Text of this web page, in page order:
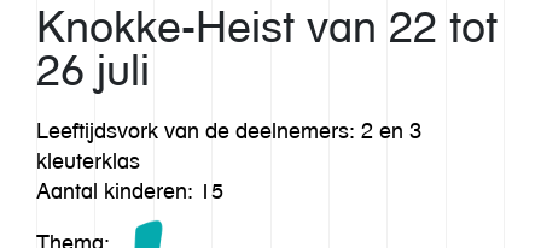
Knokke-Heist van 22 tot
26 juli
Leeftijdsvork van de deelnemers: 2 en 3
kleuterklas
Aantal kinderen: 15
Thema: